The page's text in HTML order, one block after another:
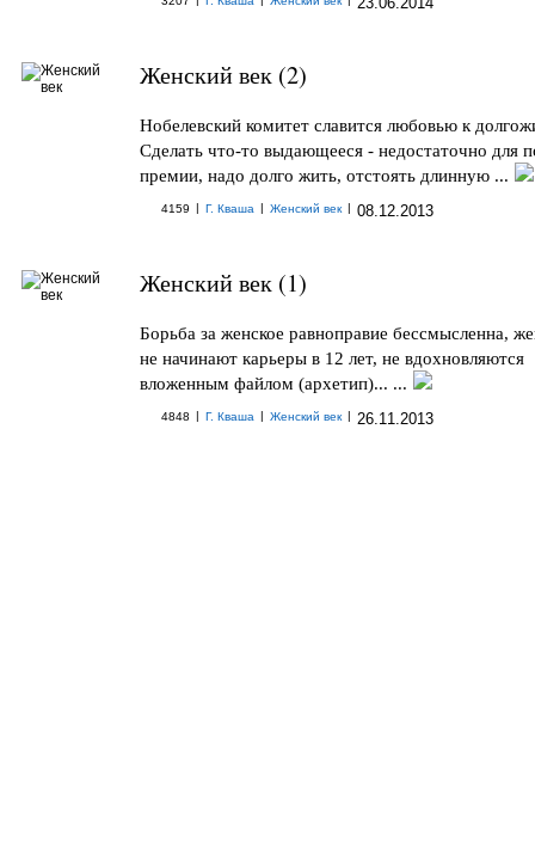
Женский век (2)
Нобелевский комитет славится любовью к
Сделать что-то выдающееся - недостаточно для
премии, надо долго жить, отстоять длинную ...
4159 | Г. Кваша | Женский век | 08.12.2013
Женский век (1)
Борьба за женское равноправие бессмысленна,
не начинают карьеры в 12 лет, не вдохновляются
вложенным файлом (архетип)... ...
4848 | Г. Кваша | Женский век | 26.11.2013